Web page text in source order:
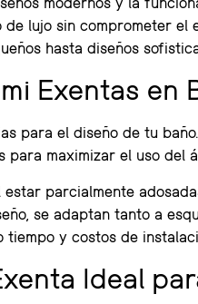
lujo sin comprometer
hasta diseños
Exentas en
para el diseño de tu
maximizar el uso del
parcialmente
se adaptan tanto a
y costos de
Ideal